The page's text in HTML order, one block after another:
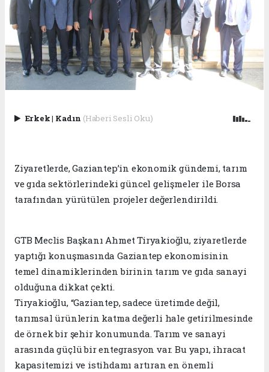
Erkek| Kadın (Haberi Sesli Oku)
Ziyaretlerde, Gaziantep’in ekonomik gündemi, tarım
ve gıda sektörlerindeki güncel gelişmeler ile Borsa
tarafından yürütülen projeler değerlendirildi.
GTB Meclis Başkanı Ahmet Tiryakioğlu, ziyaretlerde
yaptığı konuşmasında Gaziantep ekonomisinin
temel dinamiklerinden birinin tarım ve gıda sanayi
olduğuna dikkat çekti.
Tiryakioğlu, “Gaziantep, sadece üretimde değil,
tarımsal ürünlerin katma değerli hale getirilmesinde
de örnek bir şehir konumunda. Tarım ve sanayi
arasında güçlü bir entegrasyon var. Bu yapı, ihracat
kapasitemizi ve istihdamı artıran en önemli